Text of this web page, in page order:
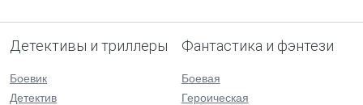
Детективы и триллеры
Боевик
Детектив
Фантастика и фэнтези
Боевая
Героическая